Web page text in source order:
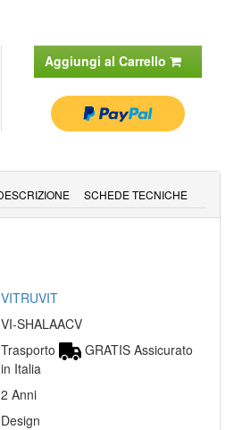
Aggiungi al Carrello
SCHEDE TECNICHE
VITRUVIT
VI-SHALAACV
Trasporto
GRATIS Assicurato
in Italia
2 Anni
Design